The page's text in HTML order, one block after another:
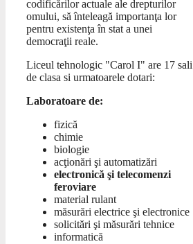
codificărilor actuale ale drepturilor
omului, să înteleagă importanţa lor
pentru existenţa în stat a unei
democraţii reale.
Liceul tehnologic "Carol I" are 17 sali
de clasa si urmatoarele dotari:
Laboratoare de:
fizică
chimie
biologie
acţionări şi automatizări
electronică şi telecomenzi
feroviare
material rulant
măsurări electrice şi electronice
solicitări şi măsurări tehnice
informatică